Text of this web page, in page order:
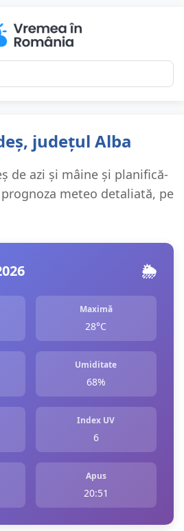
județul Alba
de azi și mâine și planifică-
meteo detaliată, pe
🌦️
Maximă
28°C
Umiditate
68%
Index UV
6
Apus
20:51